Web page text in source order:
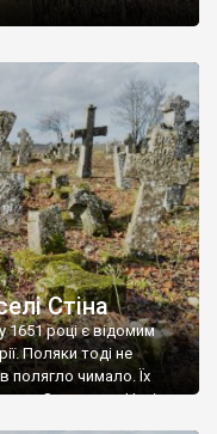
Стіна
1651 році є відомим
Поляки тоді не
полягло чимало. Їх
Замковим. Нині на